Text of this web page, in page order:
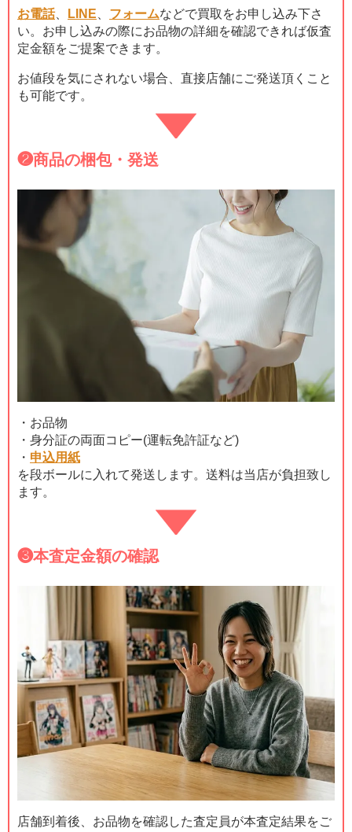
お電話、 LINE、 フォームなどで買取をお申し込み下さ
い。お申し込みの際にお品物の詳細を確認できれば仮査
定金額をご提案できます。
お値段を気にされない場合、直接店舗にご発送頂くこと
も可能です。
❷商品の梱包・発送
・お品物
・身分証の両面コピー(運転免許証など)
・ 申込用紙
を段ボールに入れて発送します。送料は当店が負担致し
ます。
❸本査定金額の確認
店舗到着後、お品物を確認した査定員が本査定結果をご